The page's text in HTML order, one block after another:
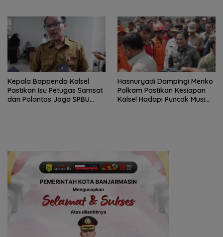
Kepala Bappenda Kalsel
Pastikan Isu Petugas Samsat
dan Polantas Jaga SPBU
Hasnuryadi Dampingi Menko
Polkam Pastikan Kesiapan
Kalsel Hadapi Puncak Musim